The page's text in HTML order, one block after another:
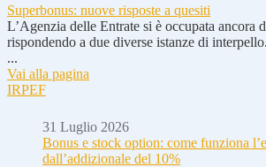
Superbonus: nuove risposte a quesiti
L’Agenzia delle Entrate si è occupata ancora
rispondendo a due diverse istanze di
...
Vai alla pagina
IRPEF
31 Luglio 2026
Bonus e stock option: come funziona
dall’addizionale del 10%